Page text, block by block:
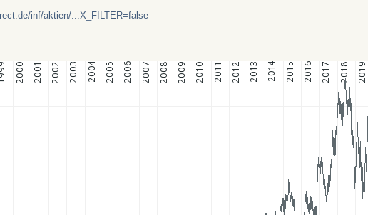
inf/aktien/...X_FILTER=false